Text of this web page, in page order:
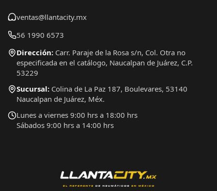
ventas@llantacity.mx
56 1990 6573
Dirección: Carr. Paraje de la Rosa s/n, Col. Otra no
especificada en el catálogo, Naucalpan de Juárez, C.P.
53229
Sucursal: Colina de La Paz 187, Boulevares, 53140
Naucalpan de Juárez, Méx.
Lunes a viernes 9:00 hrs a 18:00 hrs
Sábados 9:00 hrs a 14:00 hrs